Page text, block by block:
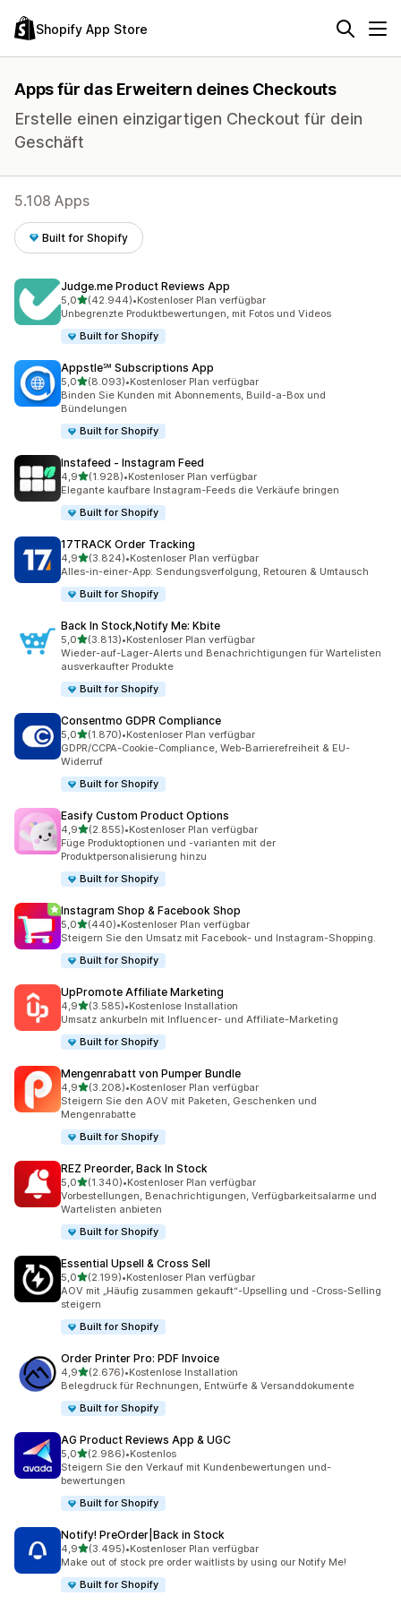
Shopify App Store
Apps für das Erweitern deines Checkouts
Erstelle einen einzigartigen Checkout für dein
Geschäft
5.108 Apps
Built for Shopify
Judge.me Product Reviews App
5,0von 5 Sternen
(42.944)
42944 Rezensionen insgesamt
•Kostenloser Plan verfügbar
Unbegrenzte Produktbewertungen, mit Fotos und Videos
Built for Shopify
Appstle℠ Subscriptions App
5,0von 5 Sternen
(8.093)
8093 Rezensionen insgesamt
•Kostenloser Plan verfügbar
Binden Sie Kunden mit Abonnements, Build-a-Box und
Bündelungen
Built for Shopify
Instafeed ‑ Instagram Feed
4,9von 5 Sternen
(1.928)
1928 Rezensionen insgesamt
•Kostenloser Plan verfügbar
Elegante kaufbare Instagram-Feeds die Verkäufe bringen
Built for Shopify
17TRACK Order Tracking
4,9von 5 Sternen
(3.824)
3824 Rezensionen insgesamt
•Kostenloser Plan verfügbar
Alles-in-einer-App: Sendungsverfolgung, Retouren & Umtausch
Built for Shopify
Back In Stock,Notify Me: Kbite
5,0von 5 Sternen
(3.813)
3813 Rezensionen insgesamt
•Kostenloser Plan verfügbar
Wieder-auf-Lager-Alerts und Benachrichtigungen für Wartelisten
ausverkaufter Produkte
Built for Shopify
Consentmo GDPR Compliance
5,0von 5 Sternen
(1.870)
1870 Rezensionen insgesamt
•Kostenloser Plan verfügbar
GDPR/CCPA-Cookie-Compliance, Web-Barrierefreiheit & EU-
Widerruf
Built for Shopify
Easify Custom Product Options
4,9von 5 Sternen
(2.855)
2855 Rezensionen insgesamt
•Kostenloser Plan verfügbar
Füge Produktoptionen und -varianten mit der
Produktpersonalisierung hinzu
Built for Shopify
Instagram Shop & Facebook Shop
5,0von 5 Sternen
(440)
440 Rezensionen insgesamt
•Kostenloser Plan verfügbar
Steigern Sie den Umsatz mit Facebook- und Instagram-Shopping.
Built for Shopify
UpPromote Affiliate Marketing
4,9von 5 Sternen
(3.585)
3585 Rezensionen insgesamt
•Kostenlose Installation
Umsatz ankurbeln mit Influencer- und Affiliate-Marketing
Built for Shopify
Mengenrabatt von Pumper Bundle
4,9von 5 Sternen
(3.208)
3208 Rezensionen insgesamt
•Kostenloser Plan verfügbar
Steigern Sie den AOV mit Paketen, Geschenken und
Mengenrabatte
Built for Shopify
REZ Preorder, Back In Stock
5,0von 5 Sternen
(1.340)
1340 Rezensionen insgesamt
•Kostenloser Plan verfügbar
Vorbestellungen, Benachrichtigungen, Verfügbarkeitsalarme und
Wartelisten anbieten
Built for Shopify
Essential Upsell & Cross Sell
5,0von 5 Sternen
(2.199)
2199 Rezensionen insgesamt
•Kostenloser Plan verfügbar
AOV mit „Häufig zusammen gekauft“-Upselling und -Cross-Selling
steigern
Built for Shopify
Order Printer Pro: PDF Invoice
4,9von 5 Sternen
(2.676)
2676 Rezensionen insgesamt
•Kostenlose Installation
Belegdruck für Rechnungen, Entwürfe & Versanddokumente
Built for Shopify
AG Product Reviews App & UGC
5,0von 5 Sternen
(2.986)
2986 Rezensionen insgesamt
•Kostenlos
Steigern Sie den Verkauf mit Kundenbewertungen und-
bewertungen
Built for Shopify
Notify! PreOrder|Back in Stock
4,9von 5 Sternen
(3.495)
3495 Rezensionen insgesamt
•Kostenloser Plan verfügbar
Make out of stock pre order waitlists by using our Notify Me!
Built for Shopify